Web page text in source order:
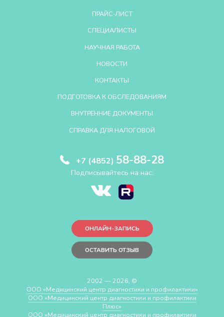
ПРАЙС-ЛИСТ
СПЕЦИАЛИСТЫ
НАУЧНАЯ РАБОТА
НОВОСТИ
КОНТАКТЫ
ПОДГОТОВКА К ОБСЛЕДОВАНИЯМ
ВНУТРЕННИЕ ДОКУМЕНТЫ
СПРАВКА ДЛЯ НАЛОГОВОЙ
+7 (4852) 58-88-28
Подписывайтесь на нас:
ОНЛАЙН-ЗАПИСЬ
ОСТАВИТЬ ОТЗЫВ
2002 — 2026, ©
ООО «Медицинский центр диагностики и профилактики»
ООО «Медицинский центр диагностики и профилактики
Плюс»
ООО «Медицинский центр диагностики и профилактики